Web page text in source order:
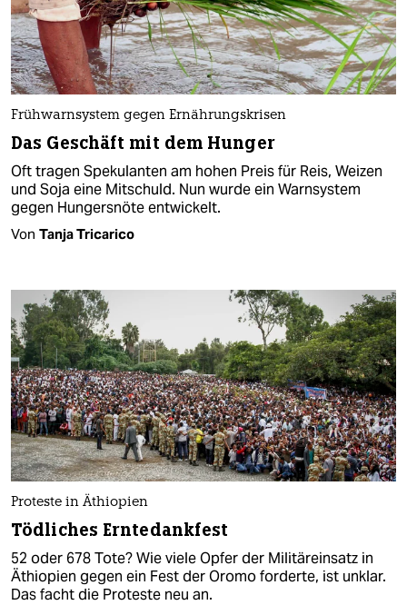
Frühwarnsystem gegen Ernährungskrisen
Das Geschäft mit dem Hunger
Oft tragen Spekulanten am hohen Preis für Reis, Weizen
und Soja eine Mitschuld. Nun wurde ein Warnsystem
gegen Hungersnöte entwickelt.
Von Tanja Tricarico
Proteste in Äthiopien
Tödliches Erntedankfest
52 oder 678 Tote? Wie viele Opfer der Militäreinsatz in
Äthiopien gegen ein Fest der Oromo forderte, ist unklar.
Das facht die Proteste neu an.